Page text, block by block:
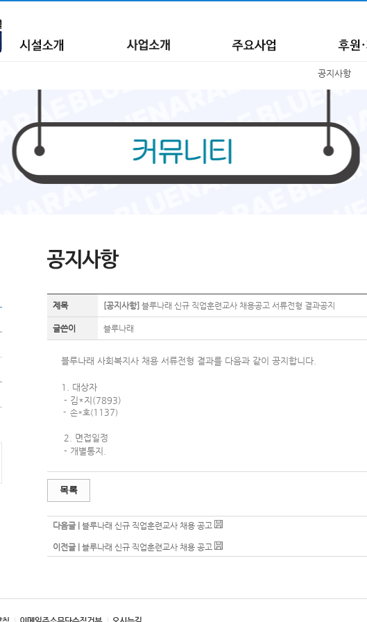
공지사항
제목 [공지사항] 블루나래 신규 직업훈련교사 채용공고 서류전형 결과공지
글쓴이 블루나래
블루나래 사회복지사 채용 서류전형 결과를 다음과 같이 공지합니다.
1. 대상자
- 김*지(7893)
- 손*호(1137)
2. 면접일정
- 개별통지.
목록
다음글 | 블루나래 신규 직업훈련교사 채용 공고
이전글 | 블루나래 신규 직업훈련교사 채용 공고